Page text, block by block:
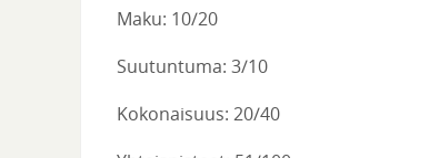
Maku: 10/20
Suutuntuma: 3/10
Kokonaisuus: 20/40